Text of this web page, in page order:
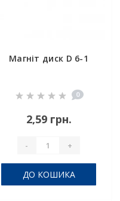
Магніт диск D 6-1
0
2,59 грн.
- +
ДО КОШИКА